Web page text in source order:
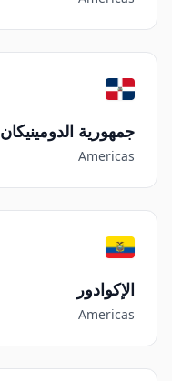
جمهورية الدومينيكان
Americas
الإكوادور
Americas